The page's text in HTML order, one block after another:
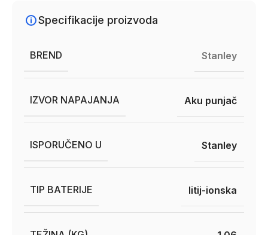
Specifikacije proizvoda
BREND Stanley
IZVOR NAPAJANJA Aku punjač
ISPORUČENO U Stanley
TIP BATERIJE litij-ionska